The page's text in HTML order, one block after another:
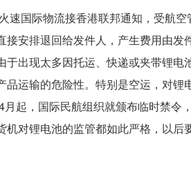
速国际物流接香港联邦通知，受航空
接安排退回给发件人，产生费用由发
于出现太多因托运、快递或夹带锂电
品运输的危险性。特别是空运，对锂
起，国际民航组织就颁布临时禁令
对锂电池的监管都如此严格，以后